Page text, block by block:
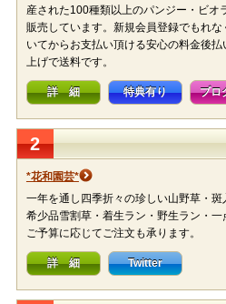
産された100種類以上のパンジー・ビオ
販売しています。新規会員登録でもれ
いてからお支払い頂ける安心の料金後
上げで送料です。
詳 細 特典有り ブロ
2
*花和園芸*
一年を通し四季折々の珍しい山野草・斑
希少品雪割草・着生ラン・野生ラン・一
ご予算に応じてご注文も承ります。
詳 細 Twitter